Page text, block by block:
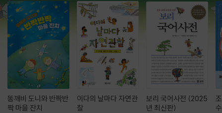
똥깨비 도니와 반짝반
짝 마을 잔치
이다의 날마다 자연관
찰
보리 국어사전 (2025
년 최신판)